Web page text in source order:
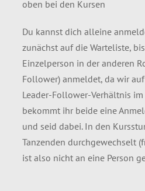
oben bei den Kursen
Du kannst dich alleine
zunächst auf die Warteliste,
Einzelperson in der anderen
Follower) anmeldet, da wir
Leader-Follower-Verhältnis im
bekommt ihr beide eine
und seid dabei. In den
Tanzenden durchgewechselt
ist also nicht an eine Person